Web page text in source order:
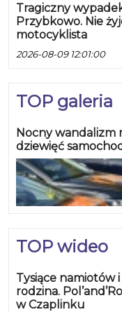
Tragiczny
Przybkowo. Nie
motocyklista
2026-08-09 12:01:00
TOP galeria
Nocny wandalizm
dziewięć
TOP wideo
Tysiące namiotów
rodzina.
w Czaplinku